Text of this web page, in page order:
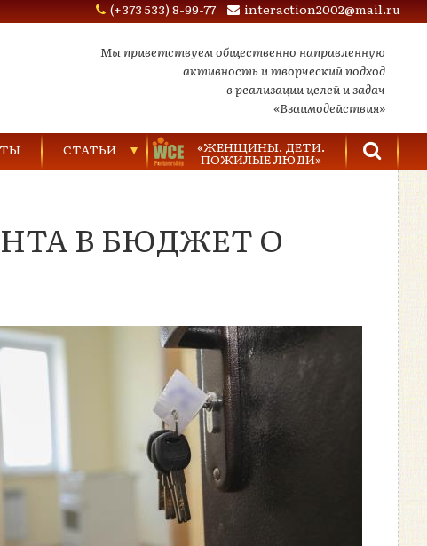
(+373 533) 8-99-77 interaction2002@mail.ru
Мы приветствуем общественно направленную
активность и творческий подход
в реализации целей и задач
«Взаимодействия»
СТАТЬИ
Насилие в семье
«ЖЕНЩИНЫ. ДЕТИ.
ПОЖИЛЫЕ ЛЮДИ»
В БЮДЖЕТ О